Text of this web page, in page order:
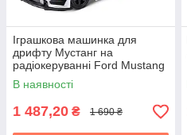
Іграшкова машинка для
дрифту Мустанг на
радіокеруванні Ford Mustang
на радіокеруванні дрифт 28
см СВІТЛО ПАР
В наявності
1 487,20 ₴ 1 690 ₴